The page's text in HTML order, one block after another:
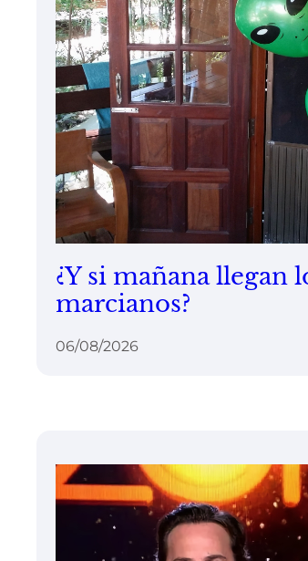
¿Y si mañana llegan
marcianos?
06/08/2026